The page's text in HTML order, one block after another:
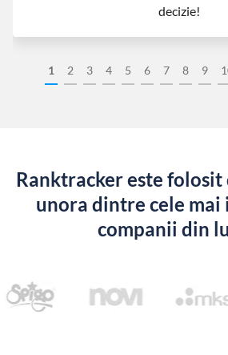
1 2 3 4 5 6 7 8 9
decizie!
Ranktracker este
unora dintre cele
companii din